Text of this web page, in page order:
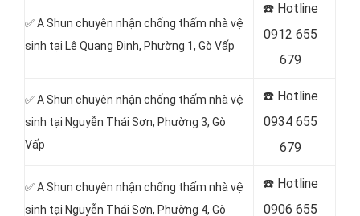
✅ A Shun chuyên nhận chống thấm nhà vệ
sinh tại Lê Quang Định, Phường 1, Gò Vấp
☎️ Hotline
0912 655
679
✅ A Shun chuyên nhận chống thấm nhà vệ
sinh tại Nguyễn Thái Sơn, Phường 3, Gò
Vấp
☎️ Hotline
0934 655
679
✅ A Shun chuyên nhận chống thấm nhà vệ
sinh tại Nguyễn Thái Sơn, Phường 4, Gò
☎️ Hotline
0906 655